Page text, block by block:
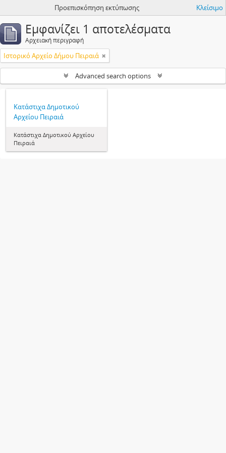
Προεπισκόπηση εκτύπωσης Κλείσιμο
Εμφανίζει 1 αποτελέσματα
Αρχειακή περιγραφή
Ιστορικό Αρχείο Δήμου Πειραιά
Advanced search options
Κατάστιχα Δημοτικού
Αρχείου Πειραιά
Κατάστιχα Δημοτικού Αρχείου
Πειραιά